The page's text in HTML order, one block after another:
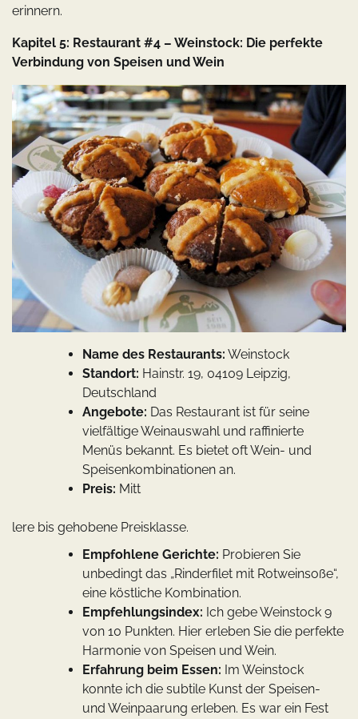
erinnern.
Kapitel 5: Restaurant #4 – Weinstock: Die perfekte
Verbindung von Speisen und Wein
Name des Restaurants: Weinstock
Standort: Hainstr. 19, 04109 Leipzig,
Deutschland
Angebote: Das Restaurant ist für seine
vielfältige Weinauswahl und raffinierte
Menüs bekannt. Es bietet oft Wein- und
Speisenkombinationen an.
Preis: Mitt
lere bis gehobene Preisklasse.
Empfohlene Gerichte: Probieren Sie
unbedingt das „Rinderfilet mit Rotweinsoße“,
eine köstliche Kombination.
Empfehlungsindex: Ich gebe Weinstock 9
von 10 Punkten. Hier erleben Sie die perfekte
Harmonie von Speisen und Wein.
Erfahrung beim Essen: Im Weinstock
konnte ich die subtile Kunst der Speisen-
und Weinpaarung erleben. Es war ein Fest